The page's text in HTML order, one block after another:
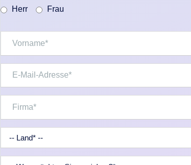
Herr Frau